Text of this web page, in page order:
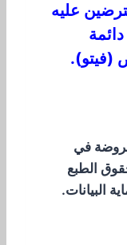
عليه
(فيتو).
في
الطبع
البيانات.